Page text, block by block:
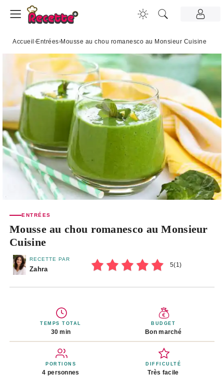
Accueil ›Entrées›Mousse au chou romanesco au Monsieur Cuisine
ENTRÉES
Mousse au chou romanesco au Monsieur
Cuisine
RECETTE PAR
Zahra
5(1 )
TEMPS TOTAL
30 min
BUDGET
Bon marché
PORTIONS
4 personnes
DIFFICULTÉ
Très facile